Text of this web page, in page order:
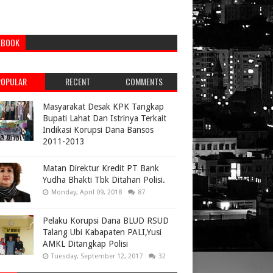
RECENT COMMENTS
Masyarakat Desak KPK Tangkap
Bupati Lahat Dan Istrinya Terkait
Indikasi Korupsi Dana Bansos
2011-2013
Matan Direktur Kredit PT Bank
Yudha Bhakti Tbk Ditahan Polisi.
Monday, April 09, 2018 87
Pelaku Korupsi Dana BLUD RSUD
Talang Ubi Kabapaten PALI,Yusi
AMKL Ditangkap Polisi
Tuesday, September 12, 2017 32